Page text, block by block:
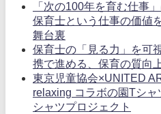
「次の100年を育む仕事
保育士という仕事の価値
舞台裏
保育士の「見る力」を可
携で進める、保育の質向
東京児童協会×UNITED
relaxing コラボの園Tシ
シャツプロジェクト